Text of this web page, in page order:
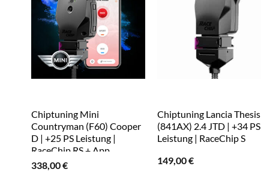
Chiptuning Mini
Countryman (F60) Cooper
D | +25 PS Leistung |
RaceChip RS + App
338,00€
Chiptuning Lancia Thesis
(841AX) 2.4 JTD | +34 PS
Leistung | RaceChip S
149,00€